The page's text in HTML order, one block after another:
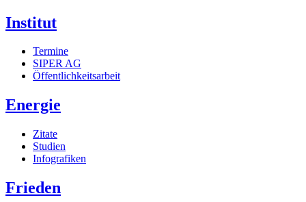
Institut
Termine
SIPER AG
Öffentlichkeitsarbeit
Energie
Zitate
Studien
Infografiken
Frieden